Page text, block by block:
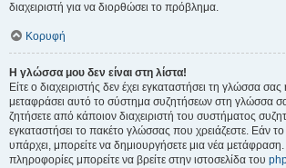
διαχειριστή για να διορθώσει το πρόβλημα.
Κορυφή
Η γλώσσα μου δεν είναι στη λίστα!
Είτε ο διαχειριστής δεν έχει εγκαταστήσει τη γλώσσα σας
μεταφράσει αυτό το σύστημα συζητήσεων στη γλώσσα
ζητήσετε από κάποιον διαχειριστή του συστήματος
εγκαταστήσει το πακέτο γλώσσας που χρειάζεστε. Εάν
υπάρχει, μπορείτε να δημιουργήσετε μια νέα
πληροφορίες μπορείτε να βρείτε στην ιστοσελίδα του